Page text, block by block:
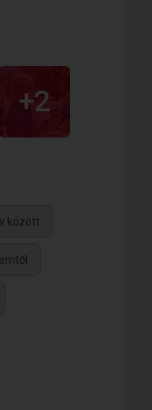
+2
között